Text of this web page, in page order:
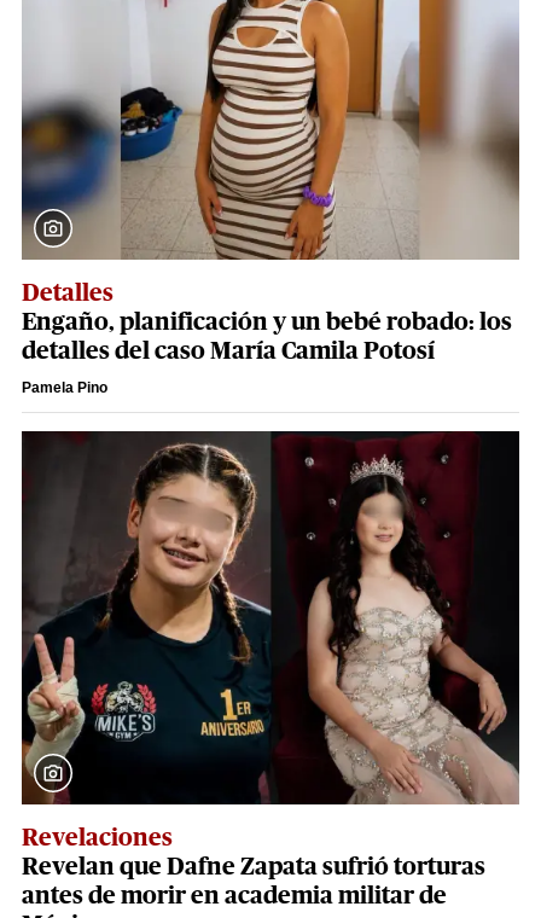
Detalles
Engaño, planificación y un bebé robado: los
detalles del caso María Camila Potosí
Pamela Pino
Revelaciones
Revelan que Dafne Zapata sufrió torturas
antes de morir en academia militar de